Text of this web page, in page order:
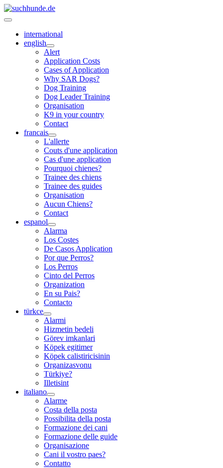
international
english
Alert
Application Costs
Cases of Application
Why SAR Dogs?
Dog Training
Dog Leader Training
Organisation
K9 in your country
Contact
francais
L'allerte
Couts d'une application
Cas d'une application
Pourquoi chienes?
Trainee des chiens
Trainee des guides
Organisation
Aucun Chiens?
Contact
espanol
Alarma
Los Costes
De Casos Application
Por que Perros?
Los Perros
Cinto del Perros
Organization
En su Pais?
Contacto
türkce
Alarmi
Hizmetin bedeli
Görev imkanlari
Köpek egitimer
Köpek calistiricisinin
Organizasvonu
Türkiye?
Illetisint
italiano
Alarme
Costa della posta
Possibilita della posta
Formazione dei cani
Formazione delle guide
Organisazione
Cani il vostro paes?
Contatto